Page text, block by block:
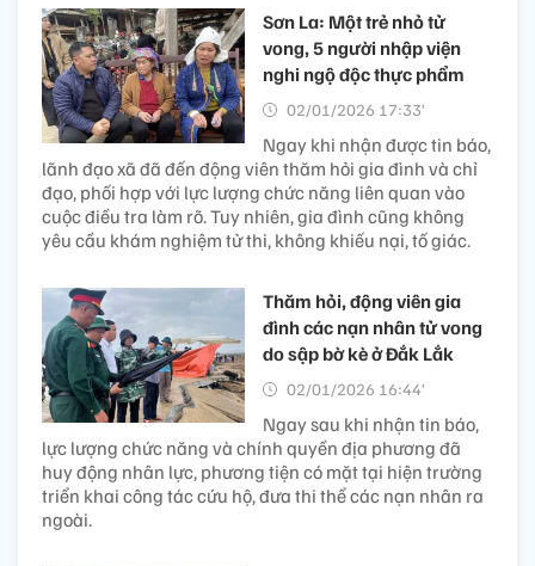
Sơn La: Một trẻ nhỏ tử
vong, 5 người nhập viện
nghi ngộ độc thực phẩm
02/01/2026 17:33’
Ngay khi nhận được tin báo,
lãnh đạo xã đã đến động viên thăm hỏi gia đình và chỉ
đạo, phối hợp với lực lượng chức năng liên quan vào
cuộc điều tra làm rõ. Tuy nhiên, gia đình cũng không
yêu cầu khám nghiệm tử thi, không khiếu nại, tố giác.
Thăm hỏi, động viên gia
đình các nạn nhân tử vong
do sập bờ kè ở Đắk Lắk
02/01/2026 16:44’
Ngay sau khi nhận tin báo,
lực lượng chức năng và chính quyền địa phương đã
huy động nhân lực, phương tiện có mặt tại hiện trường
triển khai công tác cứu hộ, đưa thi thể các nạn nhân ra
ngoài.